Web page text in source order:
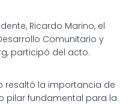
Ricardo Marino, el
Comunitario y
participó del acto.
resaltó la importancia de
pilar fundamental para la